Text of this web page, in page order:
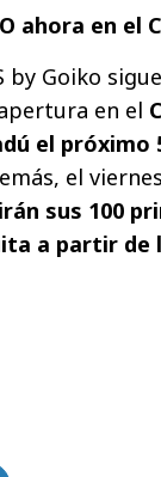
ahora en el
by Goiko
en el
el próximo
el
sus 100
a partir de